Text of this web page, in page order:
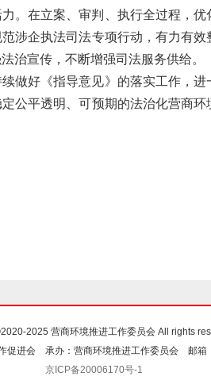
。在立案、审判、执行全过程，
涉企执法司法专项行动，有力有
治宣传，不断增强司法服务供给。
做好《指导意见》的落实工作，
公平透明、可预期的法治化营商
2025 营商环境推进工作委员会 All rights
促进会 承办：营商环境推进工作委员会 邮箱
京ICP备20006170号-1